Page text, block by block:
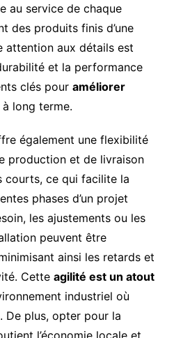
au service de chaque
des produits finis d’une
attention aux détails est
et la performance
clés pour améliorer
long terme.
également une flexibilité
production et de livraison
courts, ce qui facilite la
phases d’un projet
les ajustements ou les
peuvent être
ainsi les retards et
Cette agilité est un atout
industriel où
De plus, opter pour la
l’économie locale et